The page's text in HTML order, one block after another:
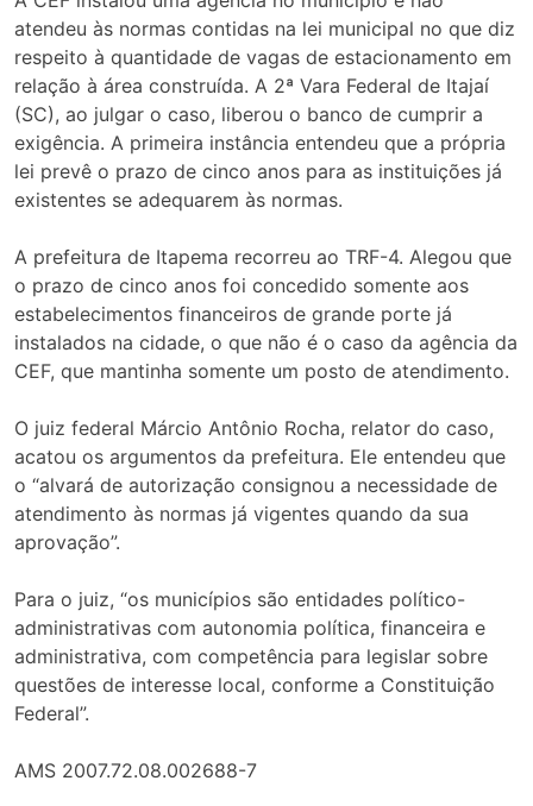
atendeu às normas contidas na lei municipal no que diz
respeito à quantidade de vagas de estacionamento em
relação à área construída. A 2ª Vara Federal de Itajaí
(SC), ao julgar o caso, liberou o banco de cumprir a
exigência. A primeira instância entendeu que a própria
lei prevê o prazo de cinco anos para as instituições já
existentes se adequarem às normas.
A prefeitura de Itapema recorreu ao TRF-4. Alegou que
o prazo de cinco anos foi concedido somente aos
estabelecimentos financeiros de grande porte já
instalados na cidade, o que não é o caso da agência da
CEF, que mantinha somente um posto de atendimento.
O juiz federal Márcio Antônio Rocha, relator do caso,
acatou os argumentos da prefeitura. Ele entendeu que
o “alvará de autorização consignou a necessidade de
atendimento às normas já vigentes quando da sua
aprovação”.
Para o juiz, “os municípios são entidades político-
administrativas com autonomia política, financeira e
administrativa, com competência para legislar sobre
questões de interesse local, conforme a Constituição
Federal”.
AMS 2007.72.08.002688-7